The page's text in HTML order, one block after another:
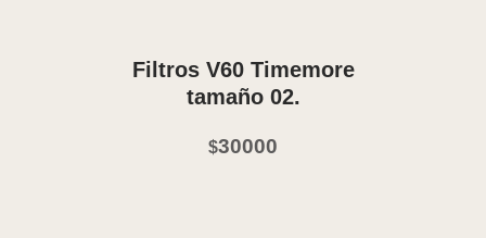
Filtros V60 Timemore
tamaño 02.
$30000